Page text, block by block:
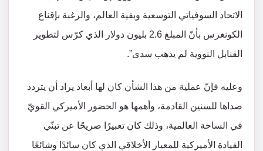
الاتحاد السوفياتي التوسعية وبقية العالم، والرغبة بإقناع
الكونغرس بأنّ المبلغ 2.6 بليون دولار الذي كرّس لتطوير
القنابل النووية لم يذهب سدى”.
وعليه فإنّ عملية من هذا الشأن كان لها أبعاد يراد أن يتردد
صداها للسنين القادمة، وأهمها هو الحضور الأميركي القويّ
في الساحة العالمية، وذلك كان تعبيرًا صريحًا عن تبنّي
القيادة الأميركية للمعيار الأخلاقي الذي كان سائدًا وشائعًا